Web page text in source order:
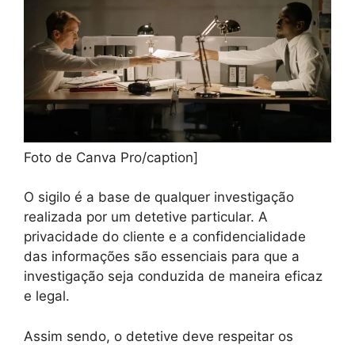
Foto de Canva Pro/caption]
O sigilo é a base de qualquer investigação
realizada por um detetive particular. A
privacidade do cliente e a confidencialidade
das informações são essenciais para que a
investigação seja conduzida de maneira eficaz
e legal.
Assim sendo, o detetive deve respeitar os